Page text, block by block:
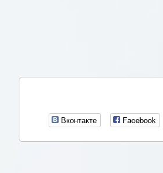
Вконтакте Facebook